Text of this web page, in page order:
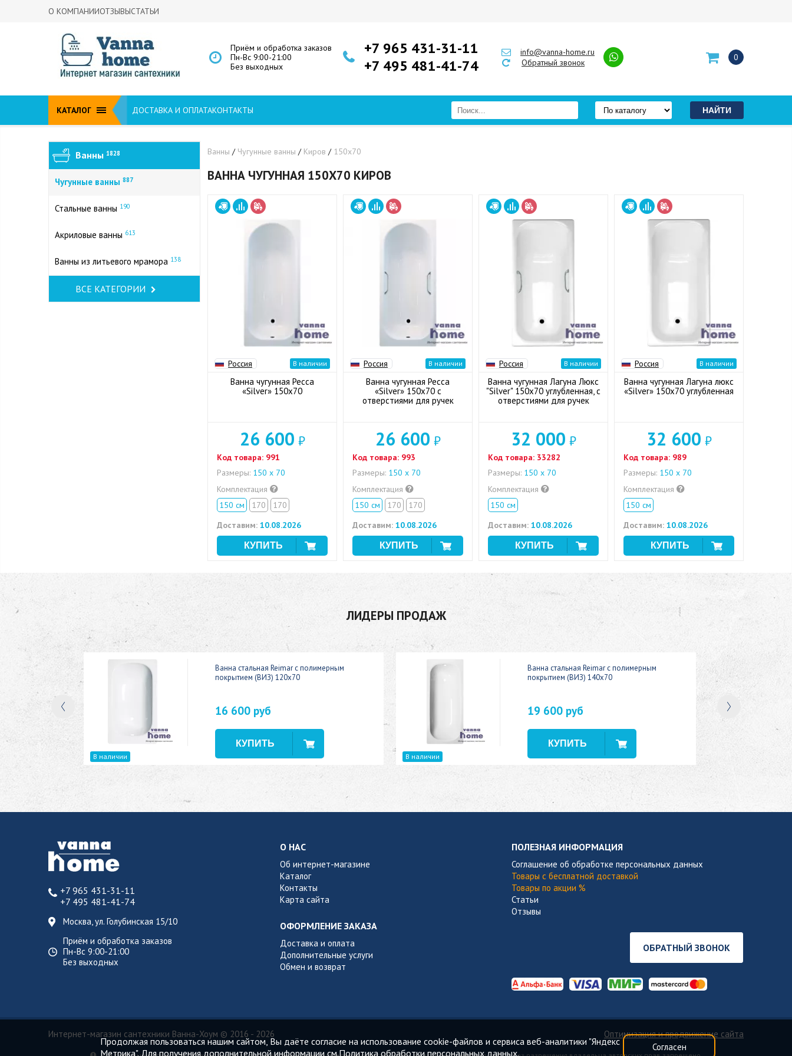
О КОМПАНИИОТЗЫВЫСТАТЬИ
Приём и обработка заказов
Пн-Вс 9:00-21:00
Без выходных
+7 965 431-31-11
+7 495 481-41-74
info@vanna-home.ru
Обратный звонок
0
КАТАЛОГ ДОСТАВКА И ОПЛАТАКОНТАКТЫ
Ванны 1828
Чугунные ванны 887
Стальные ванны 190
Акриловые ванны 613
Ванны из литьевого мрамора 138
ВСЕ КАТЕГОРИИ
Ванны / Чугунные ванны / Киров / 150х70
ВАННА ЧУГУННАЯ 150Х70 КИРОВ
Россия В наличии
Ванна чугунная Ресса
«Silver» 150х70
26 600 ₽
Код товара: 991
Размеры: 150 х 70
Комплектация
150 см
170
170
Доставим: 10.08.2026
Россия В наличии
Ванна чугунная Ресса
«Silver» 150х70 с
отверстиями для ручек
26 600 ₽
Код товара: 993
Размеры: 150 х 70
Комплектация
150 см
170
170
Доставим: 10.08.2026
Россия В наличии
Ванна чугунная Лагуна Люкс
"Silver" 150x70 углубленная, с
отверстиями для ручек
32 000 ₽
Код товара: 33282
Размеры: 150 х 70
Комплектация
150 см
Доставим: 10.08.2026
Россия В наличии
Ванна чугунная Лагуна люкс
«Silver» 150x70 углубленная
32 600 ₽
Код товара: 989
Размеры: 150 х 70
Комплектация
150 см
Доставим: 10.08.2026
ЛИДЕРЫ ПРОДАЖ
150x70
В наличии
Ванна стальная Reimar с полимерным
покрытием (ВИЗ) 120x70
16 600 руб
В наличии
Ванна стальная Reimar с полимерным
покрытием (ВИЗ) 140x70
19 600 руб
+7 965 431-31-11
+7 495 481-41-74
Москва, ул. Голубинская 15/10
Приём и обработка заказов
Пн-Вс 9:00-21:00
Без выходных
О НАС
Об интернет-магазине
Каталог
Контакты
Карта сайта
ОФОРМЛЕНИЕ ЗАКАЗА
Доставка и оплата
Дополнительные услуги
Обмен и возврат
ПОЛЕЗНАЯ ИНФОРМАЦИЯ
Соглашение об обработке персональных данных
Товары с бесплатной доставкой
Товары по акции %
Статьи
Отзывы
ОБРАТНЫЙ ЗВОНОК
Интернет-магазин сантехники Ванна-Хоум © 2016 - 2026 Оптимизация и продвижение сайта
Продолжая пользоваться нашим сайтом, Вы даёте согласие на использование cookie-файлов и сервиса веб-аналитики "Яндекс
Метрика". Для получения дополнительной информации см.Политика обработки персональных данных. Согласен